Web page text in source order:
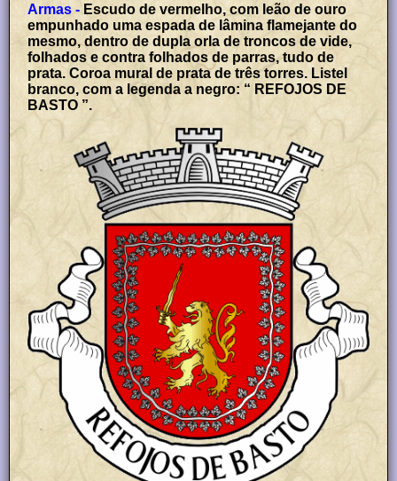
Armas - Escudo de vermelho, com leão de ouro
empunhado uma espada de lâmina flamejante do
mesmo, dentro de dupla orla de troncos de vide,
folhados e contra folhados de parras, tudo de
prata. Coroa mural de prata de três torres. Listel
branco, com a legenda a negro: “ REFOJOS DE
BASTO ”.